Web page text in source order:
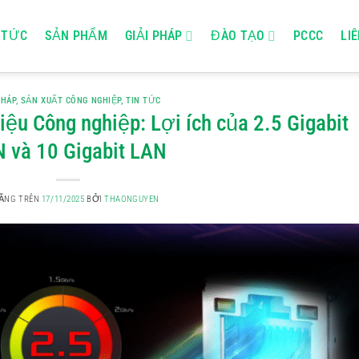
SẢN PHẨM GIẢI PHÁP ĐÀO TẠO PCCC
, SẢN XUẤT CÔNG NGHIỆP,TIN TỨC
Công nghiệp: Lợi ích của 2.5 Gigabit
và 10 Gigabit LAN
TRÊN 17/11/2025 BỞITHAONGUYEN